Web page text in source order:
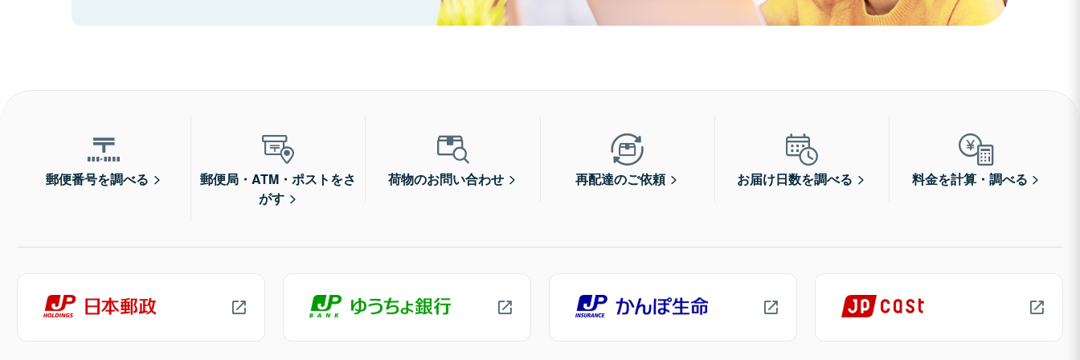
郵便番号を調べる
郵便局・ATM・ポストをさ
がす
荷物のお問い合わせ 再配達のご依頼 お届け日数を調べる 料金を計算・調べる